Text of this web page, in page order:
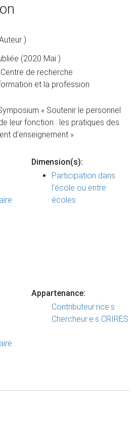
)
(2020 Mai )
Centre de recherche
et la profession
« Soutenir le personnel
leur fonction : les pratiques des
d’enseignement »
Dimension(s):
Participation dans
l’école ou entre
écoles
Appartenance:
Contributeur·rice·s
Chercheur·e·s CRIRES